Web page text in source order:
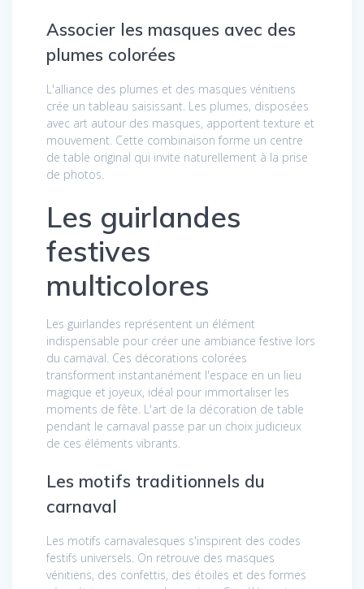
Associer les masques avec des
plumes colorées
L'alliance des plumes et des masques vénitiens
crée un tableau saisissant. Les plumes, disposées
avec art autour des masques, apportent texture et
mouvement. Cette combinaison forme un centre
de table original qui invite naturellement à la prise
de photos.
Les guirlandes
festives
multicolores
Les guirlandes représentent un élément
indispensable pour créer une ambiance festive lors
du carnaval. Ces décorations colorées
transforment instantanément l'espace en un lieu
magique et joyeux, idéal pour immortaliser les
moments de fête. L'art de la décoration de table
pendant le carnaval passe par un choix judicieux
de ces éléments vibrants.
Les motifs traditionnels du
carnaval
Les motifs carnavalesques s'inspirent des codes
festifs universels. On retrouve des masques
vénitiens, des confettis, des étoiles et des formes